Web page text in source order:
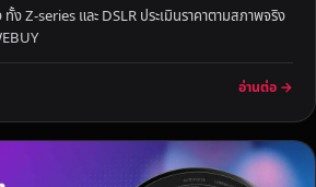
Z-series และ DSLR ประเมินราคาตามสภาพจริง
อ่านต่อ →